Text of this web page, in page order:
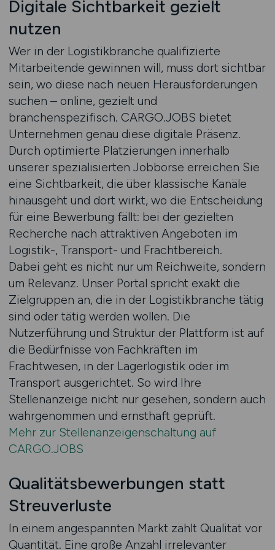
Digitale Sichtbarkeit gezielt
nutzen
Wer in der Logistikbranche qualifizierte
Mitarbeitende gewinnen will, muss dort sichtbar
sein, wo diese nach neuen Herausforderungen
suchen – online, gezielt und
branchenspezifisch. CARGO.JOBS bietet
Unternehmen genau diese digitale Präsenz.
Durch optimierte Platzierungen innerhalb
unserer spezialisierten Jobbörse erreichen Sie
eine Sichtbarkeit, die über klassische Kanäle
hinausgeht und dort wirkt, wo die Entscheidung
für eine Bewerbung fällt: bei der gezielten
Recherche nach attraktiven Angeboten im
Logistik-, Transport- und Frachtbereich.
Dabei geht es nicht nur um Reichweite, sondern
um Relevanz. Unser Portal spricht exakt die
Zielgruppen an, die in der Logistikbranche tätig
sind oder tätig werden wollen. Die
Nutzerführung und Struktur der Plattform ist auf
die Bedürfnisse von Fachkräften im
Frachtwesen, in der Lagerlogistik oder im
Transport ausgerichtet. So wird Ihre
Stellenanzeige nicht nur gesehen, sondern auch
wahrgenommen und ernsthaft geprüft.
Mehr zur Stellenanzeigenschaltung auf
CARGO.JOBS
Qualitätsbewerbungen statt
Streuverluste
In einem angespannten Markt zählt Qualität vor
Quantität. Eine große Anzahl irrelevanter